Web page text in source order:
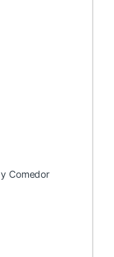
Comedor